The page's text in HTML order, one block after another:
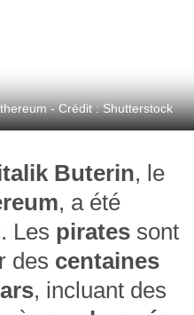
- Crédit : Shutterstock
Buterin, le
, a été
Les pirates sont
des centaines
, incluant des